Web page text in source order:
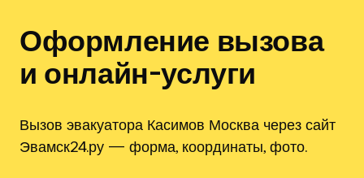
Оформление вызова
и онлайн-услуги
Вызов эвакуатора Касимов Москва через сайт
Эвамск24.ру — форма, координаты, фото.